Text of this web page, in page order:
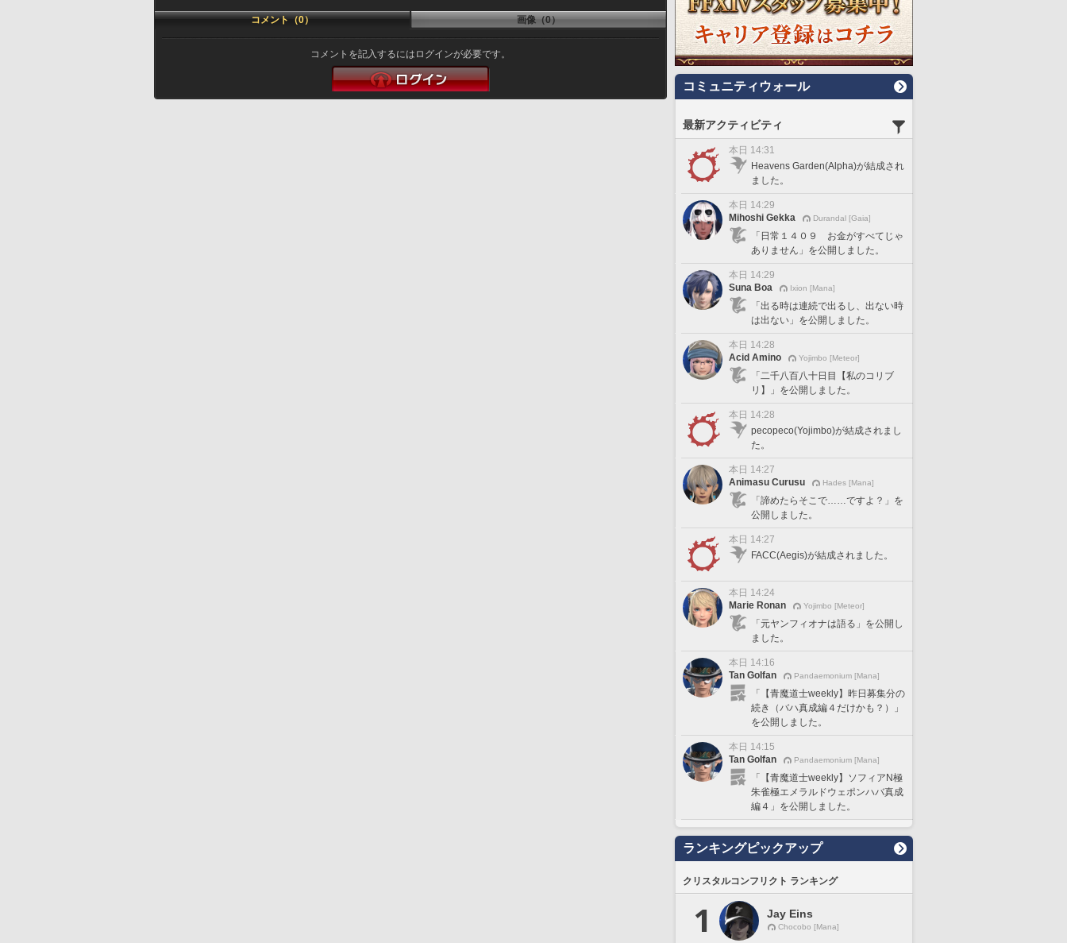
コメント（0） 画像（0）
コメントを記入するにはログインが必要です。
コミュニティウォール
最新アクティビティ
本日 14:31
Heavens Garden(Alpha)が結成され
ました。
本日 14:29
Mihoshi Gekka
Durandal [Gaia]
「日常１４０９ お金がすべてじゃ
ありません」を公開しました。
本日 14:29
Suna Boa
Ixion [Mana]
「出る時は連続で出るし、出ない時
は出ない」を公開しました。
本日 14:28
Acid Amino
Yojimbo [Meteor]
「二千八百八十日目【私のコリブ
リ】」を公開しました。
本日 14:28
pecopeco(Yojimbo)が結成されまし
た。
本日 14:27
Animasu Curusu
Hades [Mana]
「諦めたらそこで……ですよ？」を
公開しました。
本日 14:27
FACC(Aegis)が結成されました。
本日 14:24
Marie Ronan
Yojimbo [Meteor]
「元ヤンフィオナは語る」を公開し
ました。
本日 14:16
Tan Golfan
Pandaemonium [Mana]
「【青魔道士weekly】昨日募集分の
続き（バハ真成編４だけかも？）」
を公開しました。
本日 14:15
Tan Golfan
Pandaemonium [Mana]
「【青魔道士weekly】ソフィアN極
朱雀極エメラルドウェポンハバ真成
編４」を公開しました。
ランキングピックアップ
クリスタルコンフリクト ランキング
1 Jay Eins
Chocobo [Mana]